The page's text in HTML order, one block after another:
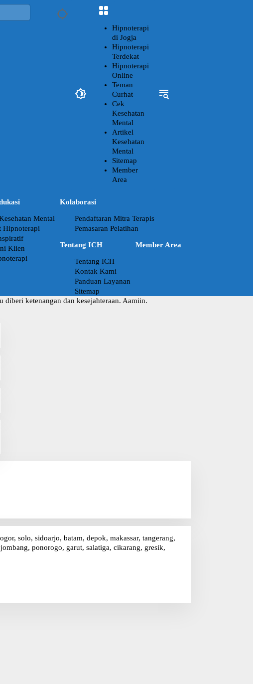
Hipnoterapi
di Jogja
Hipnoterapi
Terdekat
Hipnoterapi
Online
Teman
Curhat
Cek
Kesehatan
Mental
Artikel
Kesehatan
Mental
Sitemap
Member
Area
Mental
Hipnoterapi
Klien
Kolaborasi
Pendaftaran Mitra Terapis
Pemasaran Pelatihan
Tentang ICH
Tentang ICH
Kontak Kami
Panduan Layanan
Sitemap
Member Area
diberi ketenangan dan kesejahteraan. Aamiin.
solo, sidoarjo, batam, depok, makassar, tangerang,
ponorogo, garut, salatiga, cikarang, gresik,